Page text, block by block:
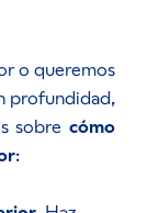
o queremos
profundidad,
sobrecómo
: